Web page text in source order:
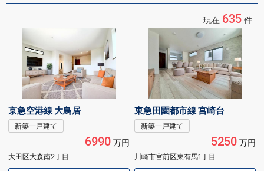
現在 635 件
京急空港線 大鳥居
新築一戸建て
6990万円
大田区大森南2丁目
東急田園都市線 宮崎台
新築一戸建て
5250万円
川崎市宮前区東有馬1丁目